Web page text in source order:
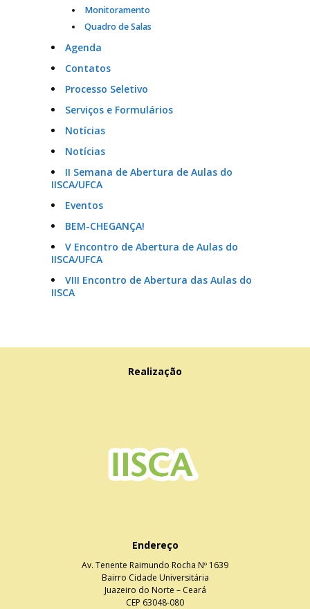
Monitoramento
Quadro de Salas
Agenda
Contatos
Processo Seletivo
Serviços e Formulários
Notícias
Notícias
II Semana de Abertura de Aulas do
IISCA/UFCA
Eventos
BEM-CHEGANÇA!
V Encontro de Abertura de Aulas do
IISCA/UFCA
VIII Encontro de Abertura das Aulas do
IISCA
Realização
Endereço
Av. Tenente Raimundo Rocha Nº 1639
Bairro Cidade Universitária
Juazeiro do Norte – Ceará
CEP 63048-080